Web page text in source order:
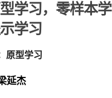
学习，零样本学
学习
原型学习
延杰